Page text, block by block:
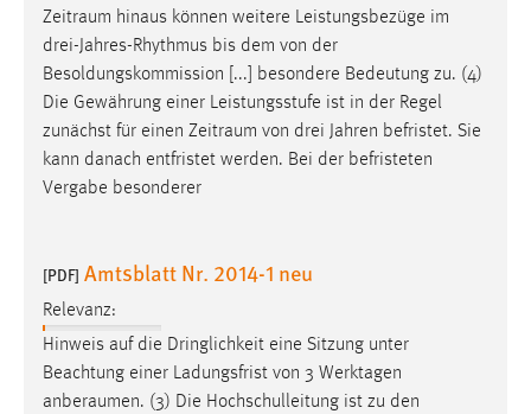
Zeitraum hinaus können weitere Leistungsbezüge im
drei-Jahres-Rhythmus bis dem von der
Besoldungskommission [...] besondere Bedeutung zu. (4)
Die Gewährung einer Leistungsstufe ist in der Regel
zunächst für einen Zeitraum von drei Jahren befristet. Sie
kann danach entfristet werden. Bei der befristeten
Vergabe besonderer
[PDF] Amtsblatt Nr. 2014-1 neu
Relevanz:
Hinweis auf die Dringlichkeit eine Sitzung unter
Beachtung einer Ladungsfrist von 3 Werktagen
anberaumen. (3) Die Hochschulleitung ist zu den